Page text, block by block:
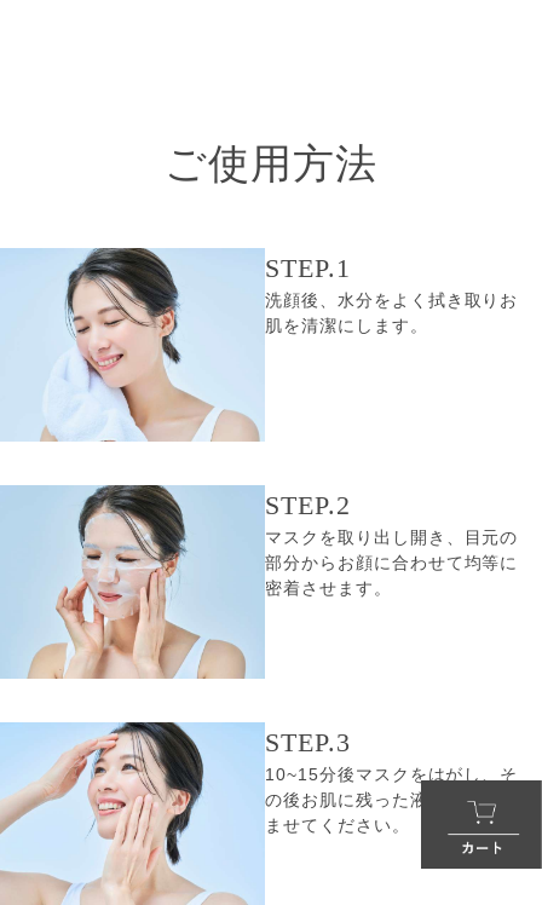
ご使用方法
STEP.1
洗顔後、水分をよく拭き取りお
肌を清潔にします。
STEP.2
マスクを取り出し開き、目元の
部分からお顔に合わせて均等に
密着させます。
STEP.3
10~15分後マスクをはがし、そ
の後お肌に残った液をよく馴染
ませてください。